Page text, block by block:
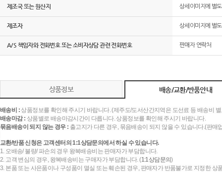
제조국 또는 원산지 상세이미지에 별
제조자 상세이미지에 별
A/S 책임자와 전화번호 또는 소비자상담 관련 전화번호 판매자 연락처
상품정보 배송/교환/반품안내
배송비 :상품정보를 확인해 주시기 바랍니다. (제주도/도서산간지역은 도선료 등 배송비
배송마감 : 상품별로 배송마감시간이 다릅니다. 상품정보를 확인해 주시기 바랍니다.
묶음배송이 되지 않는 경우 : 출고지가 다른 경우, 묶음배송이 되지 않을 수 있습니다.(판
교환/반품 신청은 고객센터의 1:1상담문의에서 하실 수 있습니다.
1. 오배송/ 불량/ 파손의 경우 왕복배송비는 판매자가 부담합니다.
2. 고객 변심의 경우, 왕복배송비는 구매자가 부담합니다. (1:1상담문의)
3. 본품 또는 사은품이나 구성품이 멸실 또는 훼손된 경우, 판매자가 반품불가로 지정한 상